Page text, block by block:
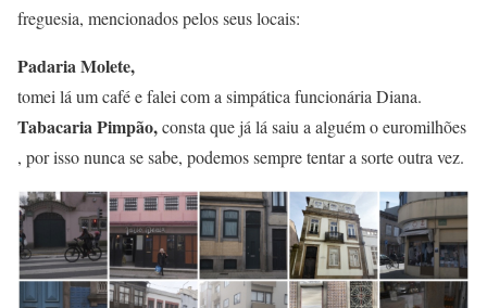
freguesia, mencionados pelos seus locais:
Padaria Molete,
tomei lá um café e falei com a simpática funcionária Diana.
Tabacaria Pimpão,consta que já lá saiu a alguém o euromilhões
, por isso nunca se sabe, podemos sempre tentar a sorte outra vez.